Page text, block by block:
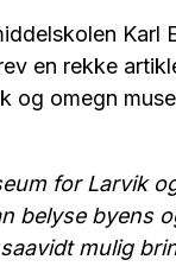
Karl
en rekke
og omegn
for Larvik
belyse byens
mulig